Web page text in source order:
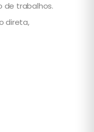
de trabalhos.
direta,